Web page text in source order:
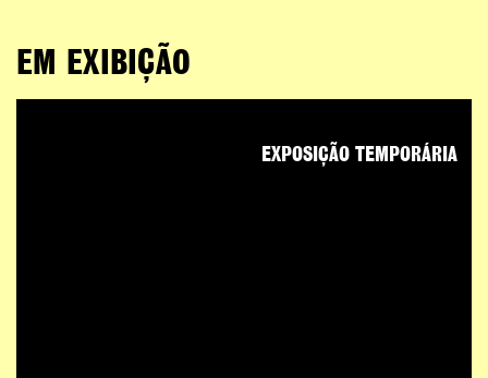
EM EXIBIÇÃO
EXPOSIÇÃO TEMPORÁRIA